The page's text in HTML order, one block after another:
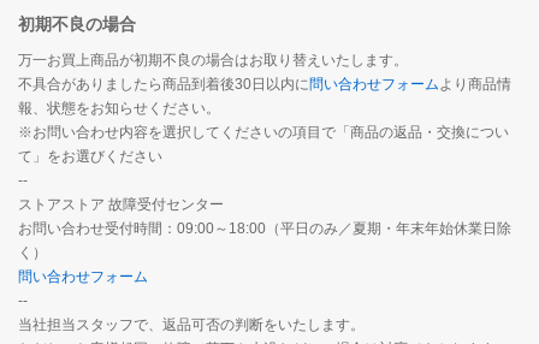
初期不良の場合
万一お買上商品が初期不良の場合はお取り替えいたします。
不具合がありましたら商品到着後30日以内に問い合わせフォームより商品情
報、状態をお知らせください。
※お問い合わせ内容を選択してくださいの項目で「商品の返品・交換につい
て」をお選びください
--
ストアストア 故障受付センター
お問い合わせ受付時間：09:00～18:00（平日のみ／夏期・年末年始休業日除
く）
問い合わせフォーム
--
当社担当スタッフで、返品可否の判断をいたします。